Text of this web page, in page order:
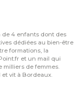
de 4 enfants dont des
dédiées au bien-être
formations, la
et un mail qui
de femmes.
et vit à Bordeaux.